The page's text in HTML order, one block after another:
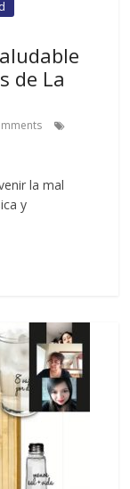
de La
la mal
y